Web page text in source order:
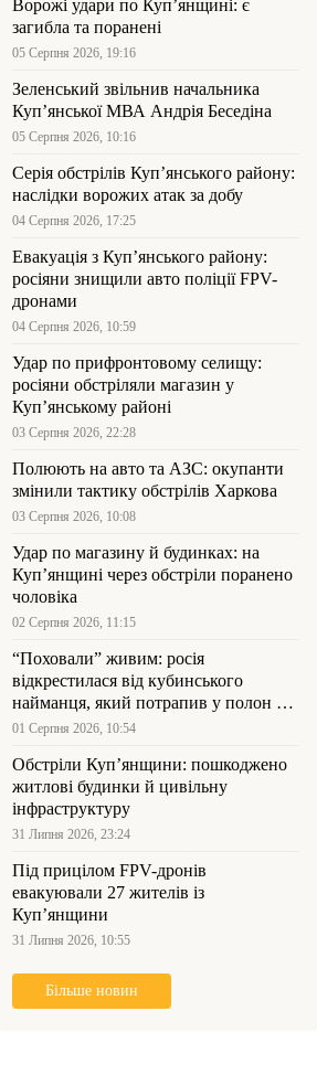
Ворожі удари по Куп’янщині: є
загибла та поранені
05 Серпня 2026, 19:16
Зеленський звільнив начальника
Купʼянської МВА Андрія Беседіна
05 Серпня 2026, 10:16
Серія обстрілів Куп’янського району:
наслідки ворожих атак за добу
04 Серпня 2026, 17:25
Евакуація з Куп’янського району:
росіяни знищили авто поліції FPV-
дронами
04 Серпня 2026, 10:59
Удар по прифронтовому селищу:
росіяни обстріляли магазин у
Куп’янському районі
03 Серпня 2026, 22:28
Полюють на авто та АЗС: окупанти
змінили тактику обстрілів Харкова
03 Серпня 2026, 10:08
Удар по магазину й будинках: на
Куп’янщині через обстріли поранено
чоловіка
02 Серпня 2026, 11:15
“Поховали” живим: росія
відкрестилася від кубинського
найманця, який потрапив у полон на
Куп’янщині
01 Серпня 2026, 10:54
Обстріли Куп’янщини: пошкоджено
житлові будинки й цивільну
інфраструктуру
31 Липня 2026, 23:24
Під прицілом FPV-дронів
евакуювали 27 жителів із
Куп’янщини
31 Липня 2026, 10:55
Більше новин